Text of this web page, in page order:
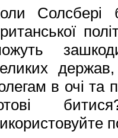
Солсбері
в очі та